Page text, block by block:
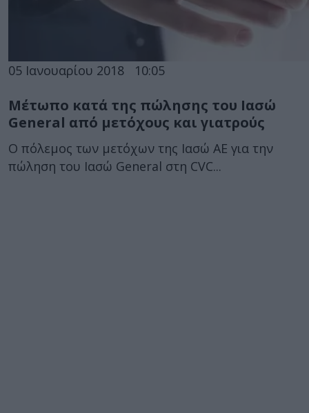
05 Ιανουαρίου 2018 10:05
Μέτωπο κατά της πώλησης του Ιασώ
General από μετόχους και γιατρούς
Ο πόλεμος των μετόχων της Ιασώ ΑΕ για την
πώληση του Ιασώ General στη CVC...